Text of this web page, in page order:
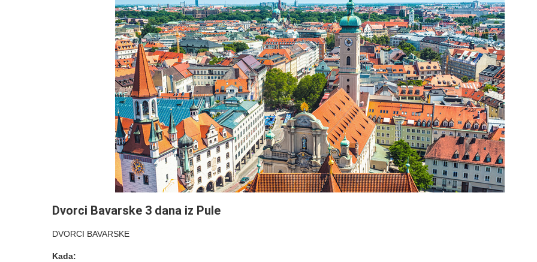
Dvorci Bavarske 3 dana iz Pule
DVORCI BAVARSKE
Kada: